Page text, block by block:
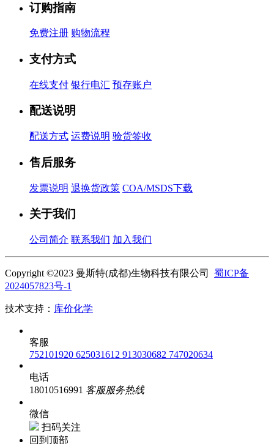
订购指南
免费注册 购物流程
支付方式
在线支付 银行电汇 预存账户
配送说明
配送方式 运费说明 验货签收
售后服务
发票说明 退换货政策 COA/MSDS下载
关于我们
公司简介 联系我们 加入我们
Copyright ©2023 曼斯特(成都)生物科技有限公司 蜀ICP备
2024057823号-1
技术支持： 库价化学
客服
752101920 625031612 913030682 747020634
电话
18010516991 客服服务热线
微信
扫码关注
回到顶部